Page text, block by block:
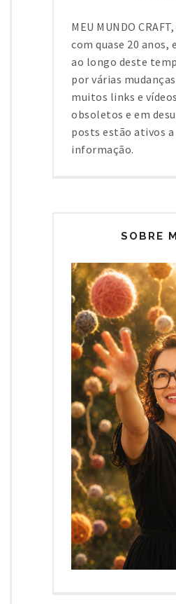
MEU MUNDO
com quase 20 anos,
ao longo deste
por várias
muitos links e
obsoletos e em
posts estão ativos
informação.
SOBRE